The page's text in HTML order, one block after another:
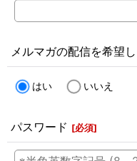
メルマガの配信を希望
はい いいえ
パスワード [必須]